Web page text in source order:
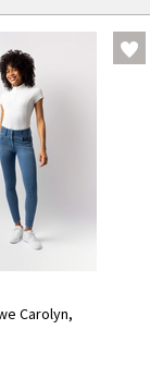
Carolyn,